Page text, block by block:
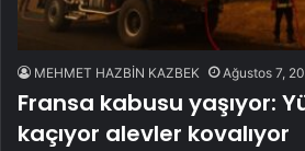
MEHMET HAZBİN KAZBEK Ağustos 7,
Fransa kabusu yaşıyor:
kaçıyor alevler kovalıyor